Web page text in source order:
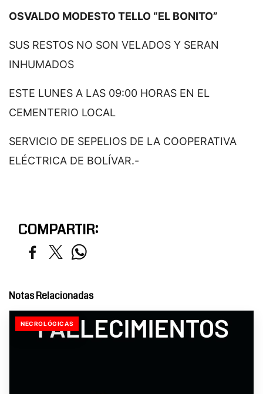
OSVALDO MODESTO TELLO “EL BONITO”
SUS RESTOS NO SON VELADOS Y SERAN
INHUMADOS
ESTE LUNES A LAS 09:00 HORAS EN EL
CEMENTERIO LOCAL
SERVICIO DE SEPELIOS DE LA COOPERATIVA
ELÉCTRICA DE BOLÍVAR.-
COMPARTIR:
Notas Relacionadas
NECROLÓGICAS